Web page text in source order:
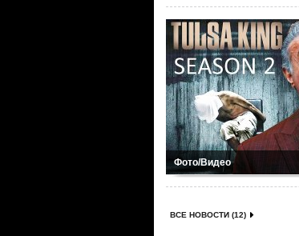
Фото/Видео
ВСЕ НОВОСТИ (12)